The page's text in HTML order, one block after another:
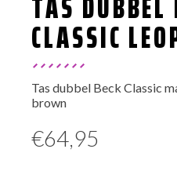
CLASSIC
Tas dubbel Beck Classic
brown
€64,95